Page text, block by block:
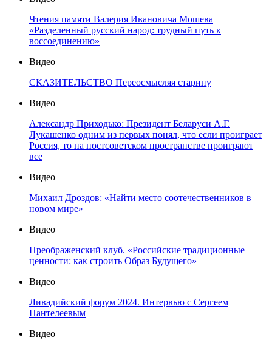
Чтения памяти Валерия Ивановича Мошева
«Разделенный русский народ: трудный путь к
воссоединению»
Видео
СКАЗИТЕЛЬСТВО Переосмысляя старину
Видео
Александр Приходько: Президент Беларуси А.Г.
Лукашенко одним из первых понял, что если проиграет
Россия, то на постсоветском пространстве проиграют
все
Видео
Михаил Дроздов: «Найти место соотечественников в
новом мире»
Видео
Преображенский клуб. «Российские традиционные
ценности: как строить Образ Будущего»
Видео
Ливадийский форум 2024. Интервью с Сергеем
Пантелеевым
Видео